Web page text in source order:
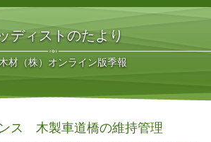
ディストのたより
材（株）オンライン版季報
ス 木製車道橋の維持管理